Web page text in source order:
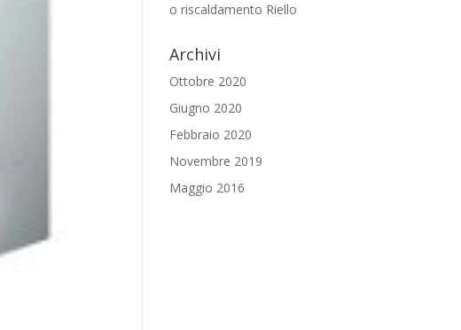
o riscaldamento Riello
Archivi
Ottobre 2020
Giugno 2020
Febbraio 2020
Novembre 2019
Maggio 2016